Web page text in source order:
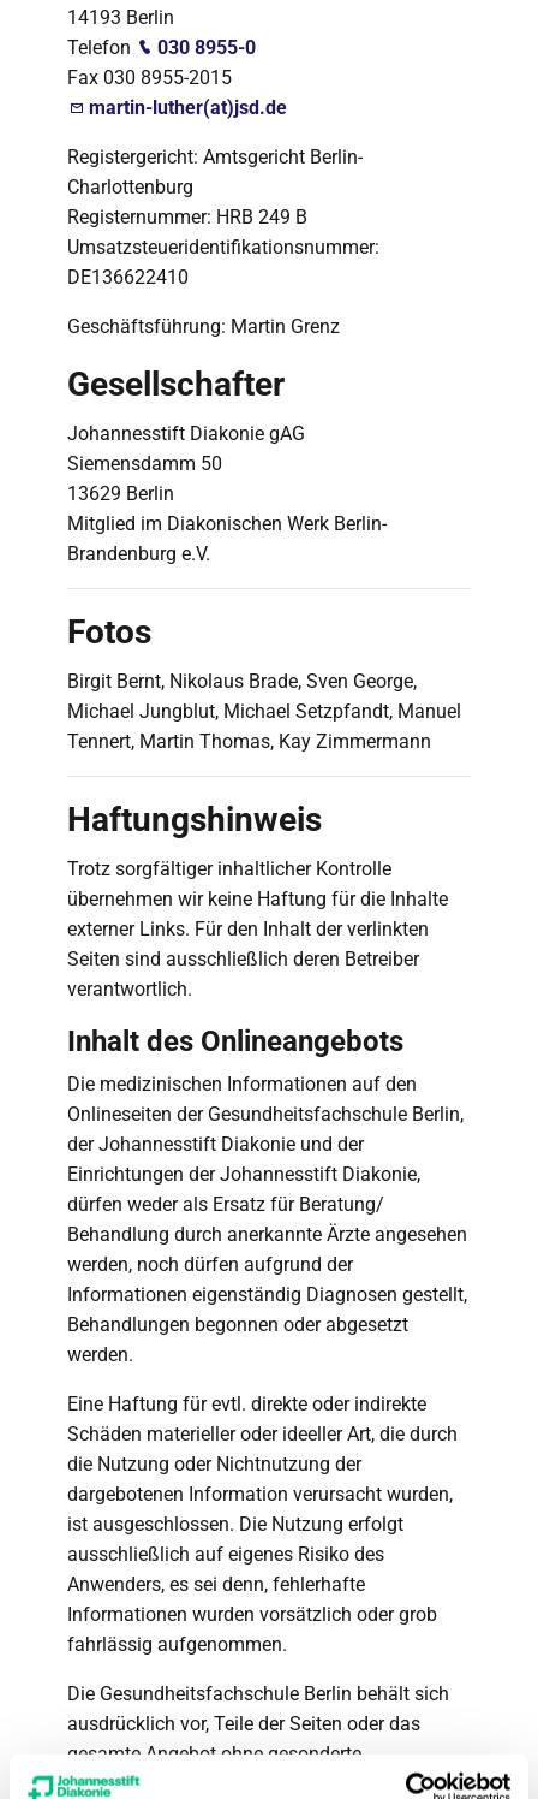
14193 Berlin
Telefon
030 8955-0
Fax 030 8955-2015
martin-luther(at)jsd.de
Registergericht: Amtsgericht Berlin-
Charlottenburg
Registernummer: HRB 249 B
Umsatzsteueridentifikationsnummer:
DE136622410
Geschäftsführung: Martin Grenz
Gesellschafter
Johannesstift Diakonie gAG
Siemensdamm 50
13629 Berlin
Mitglied im Diakonischen Werk Berlin-
Brandenburg e.V.
Fotos
Birgit Bernt, Nikolaus Brade, Sven George,
Michael Jungblut, Michael Setzpfandt, Manuel
Tennert, Martin Thomas, Kay Zimmermann
Haftungshinweis
Trotz sorgfältiger inhaltlicher Kontrolle
übernehmen wir keine Haftung für die Inhalte
externer Links. Für den Inhalt der verlinkten
Seiten sind ausschließlich deren Betreiber
verantwortlich.
Inhalt des Onlineangebots
Die medizinischen Informationen auf den
Onlineseiten der Gesundheitsfachschule Berlin,
der Johannesstift Diakonie und der
Einrichtungen der Johannesstift Diakonie,
dürfen weder als Ersatz für Beratung/
Behandlung durch anerkannte Ärzte angesehen
werden, noch dürfen aufgrund der
Informationen eigenständig Diagnosen gestellt,
Behandlungen begonnen oder abgesetzt
werden.
Eine Haftung für evtl. direkte oder indirekte
Schäden materieller oder ideeller Art, die durch
die Nutzung oder Nichtnutzung der
dargebotenen Information verursacht wurden,
ist ausgeschlossen. Die Nutzung erfolgt
ausschließlich auf eigenes Risiko des
Anwenders, es sei denn, fehlerhafte
Informationen wurden vorsätzlich oder grob
fahrlässig aufgenommen.
Die Gesundheitsfachschule Berlin behält sich
ausdrücklich vor, Teile der Seiten oder das
gesamte Angebot ohne gesonderte
Ankündigung zu verändern.